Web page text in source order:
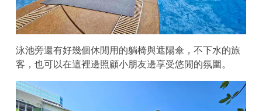
泳池旁還有好幾個休閒用的躺椅與遮陽傘，不下水的旅
客，也可以在這裡邊照顧小朋友邊享受悠閒的氛圍。